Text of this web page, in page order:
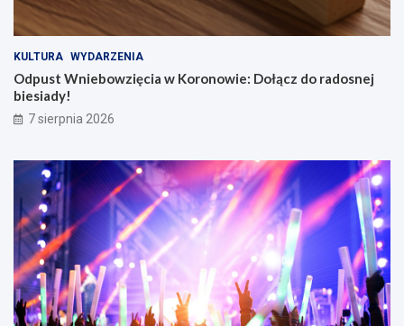
KULTURA WYDARZENIA
Odpust Wniebowzięcia w Koronowie: Dołącz do radosnej
biesiady!
7 sierpnia 2026